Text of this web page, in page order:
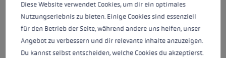
Diese Website verwendet Cookies, um dir ein optimales
Nutzungserlebnis zu bieten. Einige Cookies sind essenziell
für den Betrieb der Seite, während andere uns helfen, unser
Angebot zu verbessern und dir relevante Inhalte anzuzeigen.
Du kannst selbst entscheiden, welche Cookies du akzeptierst.